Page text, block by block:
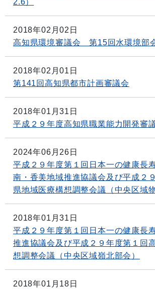
2.6）
2018年02月02日
高知県環境審議会 第15回水環境部
2018年02月01日
第141回高知県都市計画審議会
2018年01月31日
平成２９年度高知県職業能力開発審
2024年06月26日
平成２９年度第１回日本一の健康長
南・香美地域推進協議会及び平成２
県地域医療構想調整会議（中央区域
2018年01月31日
平成２９年度第１回日本一の健康長
推進協議会及び平成２９年度第１回
想調整会議（中央区域嶺北部会）
2018年01月18日